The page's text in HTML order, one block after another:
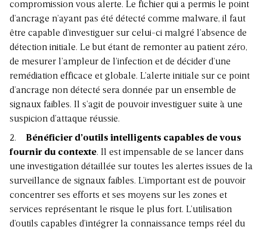
compromission vous alerte. Le fichier qui a permis le point
d’ancrage n’ayant pas été détecté comme malware, il faut
être capable d’investiguer sur celui-ci malgré l’absence de
détection initiale. Le but étant de remonter au patient zéro,
de mesurer l’ampleur de l’infection et de décider d’une
remédiation efficace et globale. L’alerte initiale sur ce point
d’ancrage non détecté sera donnée par un ensemble de
signaux faibles. Il s’agit de pouvoir investiguer suite à une
suspicion d’attaque réussie.
2. Bénéficier d’outils intelligents capables de vous
fournir du contexte. Il est impensable de se lancer dans
une investigation détaillée sur toutes les alertes issues de la
surveillance de signaux faibles. L’important est de pouvoir
concentrer ses efforts et ses moyens sur les zones et
services représentant le risque le plus fort. L’utilisation
d’outils capables d’intégrer la connaissance temps réel du